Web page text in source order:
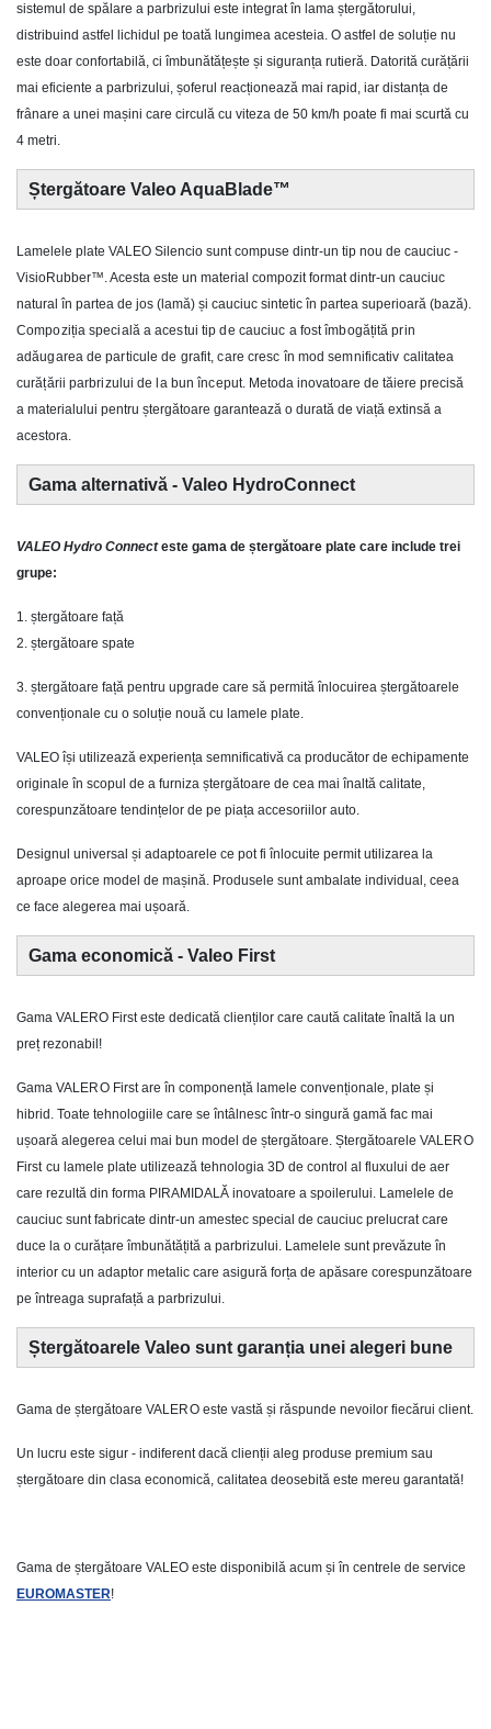
sistemul de spălare a parbrizului este integrat în lama ștergătorului,
distribuind astfel lichidul pe toată lungimea acesteia. O astfel de soluție nu
este doar confortabilă, ci îmbunătățește și siguranța rutieră. Datorită curățării
mai eficiente a parbrizului, șoferul reacționează mai rapid, iar distanța de
frânare a unei mașini care circulă cu viteza de 50 km/h poate fi mai scurtă cu
4 metri.
Ștergătoare Valeo AquaBlade™
Lamelele plate VALEO Silencio sunt compuse dintr-un tip nou de cauciuc -
VisioRubber™. Acesta este un material compozit format dintr-un cauciuc
natural în partea de jos (lamă) și cauciuc sintetic în partea superioară (bază).
Compoziția specială a acestui tip de cauciuc a fost îmbogățită prin
adăugarea de particule de grafit, care cresc în mod semnificativ calitatea
curățării parbrizului de la bun început. Metoda inovatoare de tăiere precisă
a materialului pentru ștergătoare garantează o durată de viață extinsă a
acestora.
Gama alternativă - Valeo HydroConnect
VALEO Hydro Connecteste gama de ștergătoare plate care include trei
grupe:
1. ștergătoare față
2. ștergătoare spate
3. ștergătoare față pentru upgrade care să permită înlocuirea ștergătoarele
convenționale cu o soluție nouă cu lamele plate.
VALEO își utilizează experiența semnificativă ca producător de echipamente
originale în scopul de a furniza ștergătoare de cea mai înaltă calitate,
corespunzătoare tendințelor de pe piața accesoriilor auto.
Designul universal și adaptoarele ce pot fi înlocuite permit utilizarea la
aproape orice model de mașină. Produsele sunt ambalate individual, ceea
ce face alegerea mai ușoară.
Gama economică - Valeo First
Gama VALERO First este dedicată clienților care caută calitate înaltă la un
preț rezonabil!
Gama VALERO Firstare în componență lamele convenționale, plate și
hibrid. Toate tehnologiile care se întâlnesc într-o singură gamă fac mai
ușoară alegerea celui mai bun model de ștergătoare. Ștergătoarele VALERO
First cu lamele plate utilizează tehnologia 3D de control al fluxului de aer
care rezultă din forma PIRAMIDALĂ inovatoare a spoilerului. Lamelele de
cauciuc sunt fabricate dintr-un amestec special de cauciuc prelucrat care
duce la o curățare îmbunătățită a parbrizului. Lamelele sunt prevăzute în
interior cu un adaptor metalic care asigură forța de apăsare corespunzătoare
pe întreaga suprafață a parbrizului.
Ștergătoarele Valeo sunt garanția unei alegeri bune
Gama de ștergătoare VALEROeste vastă și răspunde nevoilor fiecărui client.
Un lucru este sigur - indiferent dacă clienții aleg produse premium sau
ștergătoare din clasa economică, calitatea deosebită este mereu garantată!
Gama de ștergătoare VALEO este disponibilă acum și în centrele de service
EUROMASTER!